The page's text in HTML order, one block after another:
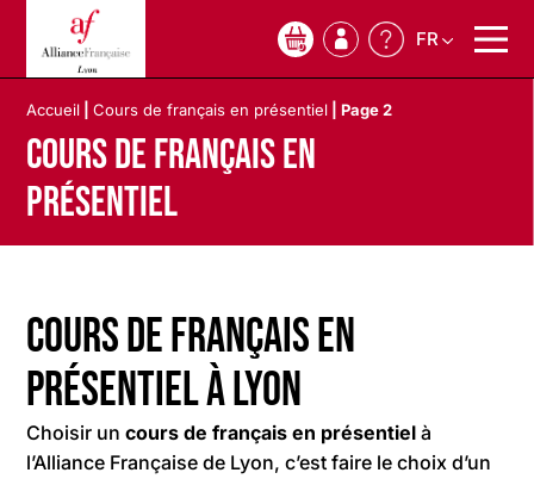
0 FR
Accueil |Cours de français en présentiel |Page 2
Cours de français en
présentiel
Cours de français en
présentiel à Lyon
Choisir uncours de français en présentiel à
l’Alliance Française de Lyon, c’est faire le choix d’un